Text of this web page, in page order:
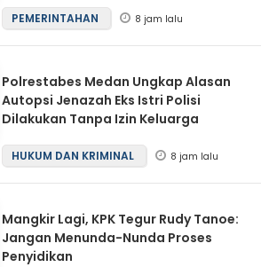
PEMERINTAHAN 8 jam lalu
Polrestabes Medan Ungkap Alasan
Autopsi Jenazah Eks Istri Polisi
Dilakukan Tanpa Izin Keluarga
HUKUM DAN KRIMINAL 8 jam lalu
Mangkir Lagi, KPK Tegur Rudy Tanoe:
Jangan Menunda-Nunda Proses
Penyidikan